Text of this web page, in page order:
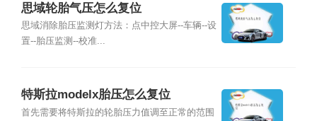
思域轮胎气压怎么复位
思域消除胎压监测灯方法：点中控大屏--车辆--设
置--胎压监测--校准...
特斯拉modelx胎压怎么复位
首先需要将特斯拉的轮胎压力值调至正常的范围